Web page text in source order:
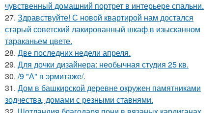
чувственный домашний портрет в интерьере спальни.
27. Здравствуйте! С новой квартирой нам достался
старый советский лакированный шкаф в изысканном
тараканьем цвете.
28. Две последних недели апреля.
29. Для дочки дизайнера: необычная студия 25 кв.
30. /9 "А" в эрмитаже/.
31. Дом в башкирской деревне окружен памятниками
зодчества, домами с резными ставнями.